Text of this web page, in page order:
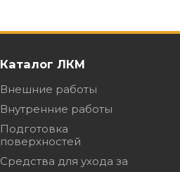
Каталог ЛКМ
Внешние работы
Внутренние работы
Подготовка
поверхностей
Средства для ухода за